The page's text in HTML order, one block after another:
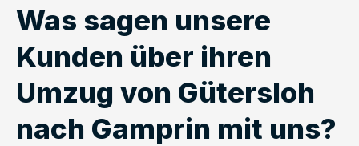
Was sagen unsere
Kunden über ihren
Umzug von Gütersloh
nach Gamprin mit uns?